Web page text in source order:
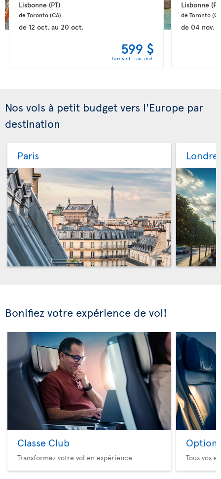
Lisbonne (PT)
de Toronto (CA)
de 12 oct.au 20 oct.
599 $
taxes et frais incl.
Lisbonne
de Toronto
de 04 nov.
Nos vols à petit budget vers l'Europe par
destination
Paris
Bonifiez votre expérience de vol!
Classe Club
Transformez votre vol en expérience
Option
Tous vos